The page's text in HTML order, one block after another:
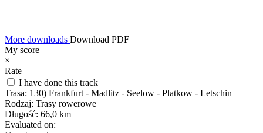
More downloads Download PDF
My score
×
Rate
I have done this track
Trasa: 130) Frankfurt - Madlitz - Seelow - Platkow - Letschin
Rodzaj: Trasy rowerowe
Długość: 66,0 km
Evaluated on: